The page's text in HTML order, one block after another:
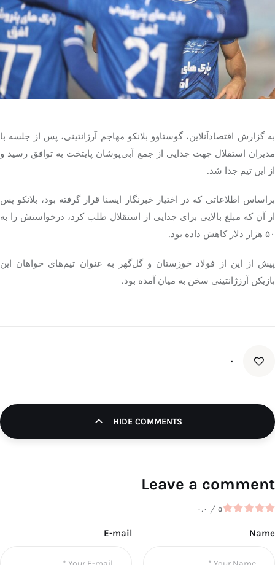
تک کده
پایگاه خبری آبان
خرید موتور ایمپلنت
به گزارش اقتصادآنلاین، گوستاوو بلانکو مهاجم آرژانتینی، پس از جلسه با
مدیران استقلال جهت جدایی از جمع آبی‌پوشان پایتخت به توافق رسید و
از این تیم جدا شد.
براساس اطلاعاتی که در اختیار خبرنگار ایسنا قرار گرفته بود، بلانکو پس
از آن که مبلغ بالایی برای جدایی از استقلال طلب کرد، درخواستش را به
۵۰ هزار دلار کاهش داده بود.
پیش از این از فولاد خوزستان و گل‌گهر به عنوان تیم‌های خواهان این
بازیکن آرزژانتینی سخن به میان آمده بود.
۰
HIDE COMMENTS
Leave a comment
۰.۰ / ۵
Name
E-mail